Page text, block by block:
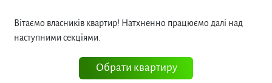
Вітаємо власників квартир! Натхненно працюємо далі над
наступними секціями.
Обрати квартиру